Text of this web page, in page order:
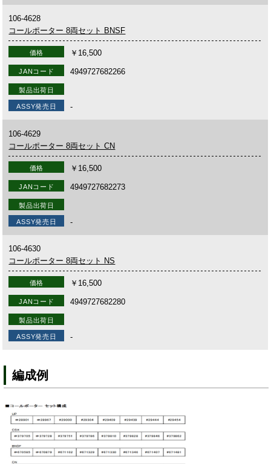
106-4628
コールポーター 8両セット BNSF
価格 ￥16,500
JANコード 4949727682266
製品出荷日
ASSY発売日 -
106-4629
コールポーター 8両セット CN
価格 ￥16,500
JANコード 4949727682273
製品出荷日
ASSY発売日 -
106-4630
コールポーター 8両セット NS
価格 ￥16,500
JANコード 4949727682280
製品出荷日
ASSY発売日 -
編成例